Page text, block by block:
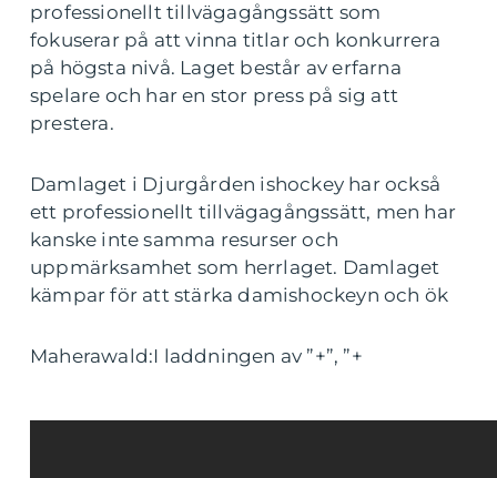
professionellt tillvägagångssätt som
fokuserar på att vinna titlar och konkurrera
på högsta nivå. Laget består av erfarna
spelare och har en stor press på sig att
prestera.
Damlaget i Djurgården ishockey har också
ett professionellt tillvägagångssätt, men har
kanske inte samma resurser och
uppmärksamhet som herrlaget. Damlaget
kämpar för att stärka damishockeyn och ök
Maherawald:I laddningen av ”+”, ”+